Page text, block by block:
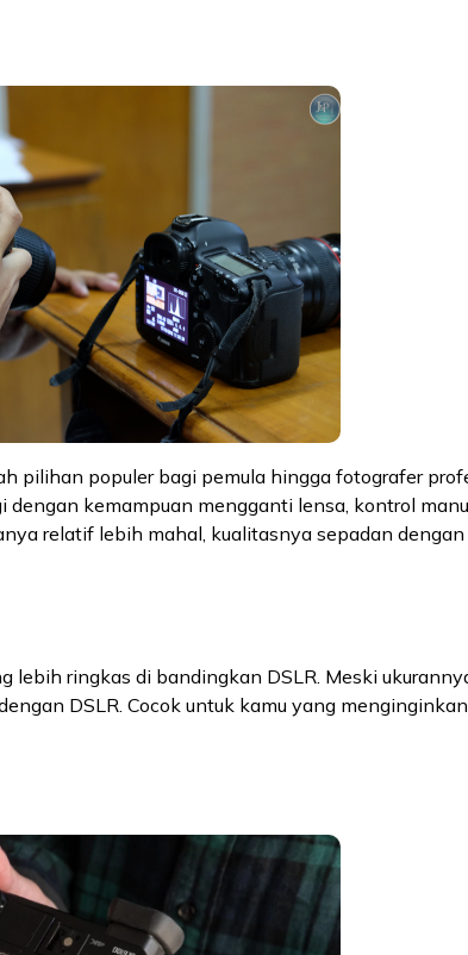
pilihan populer bagi pemula hingga fotografer
kemampuan mengganti lensa, kontrol
relatif lebih mahal, kualitasnya sepadan
lebih ringkas di bandingkan DSLR. Meski
DSLR. Cocok untuk kamu yang menginginkan